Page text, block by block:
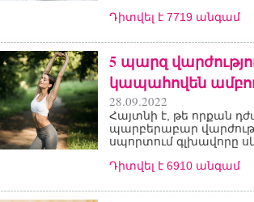
Դիտվել է 7719 անգամ
5 պարզ
կապահովեն
28.09.2022
Հայտնի է, թե որքան
պարբերաբար
սպորտում գլխավորը
Դիտվել է 6910 անգամ